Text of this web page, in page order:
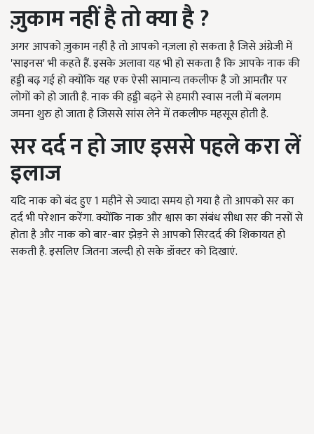
ज़ुकाम नहीं है तो क्या है ?
अगर आपको ज़ुकाम नहीं है तो आपको नज़ला हो सकता है जिसे अंग्रेजी में
'साइनस' भी कहते हैं. इसके अलावा यह भी हो सकता है कि आपके नाक की
हड्डी बढ़ गई हो क्योंकि यह एक ऐसी सामान्य तकलीफ है जो आमतौर पर
लोगों को हो जाती है. नाक की हड्डी बढ़ने से हमारी स्वास नली में बलगम
जमना शुरु हो जाता है जिससे सांस लेने में तकलीफ महसूस होती है.
सर दर्द न हो जाए इससे पहले करा लें
इलाज
यदि नाक को बंद हुए 1 महीने से ज्यादा समय हो गया है तो आपको सर का
दर्द भी परेशान करेंगा. क्योंकि नाक और श्वास का संबंध सीधा सर की नसों से
होता है और नाक को बार-बार झेड़ने से आपको सिरदर्द की शिकायत हो
सकती है. इसलिए जितना जल्दी हो सके डॉक्टर को दिखाएं.